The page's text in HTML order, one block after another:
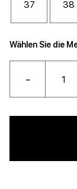
37 38
Wählen Sie die
-